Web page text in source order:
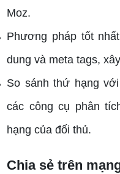
Moz.
Phương pháp tốt
dung và meta tags,
So sánh thứ hạng
các công cụ phân
hạng của đối thủ.
Chia sẻ trên